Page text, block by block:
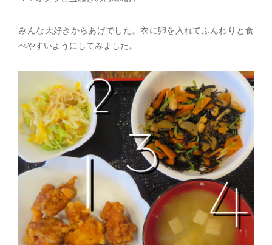
みんな大好きからあげでした。衣に卵を入れてふんわりと食
べやすいようにしてみました。